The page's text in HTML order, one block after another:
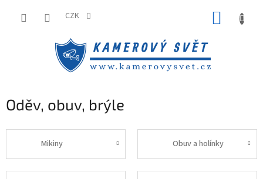
CZK
Oděv, obuv, brýle
Mikiny Obuv a holínky